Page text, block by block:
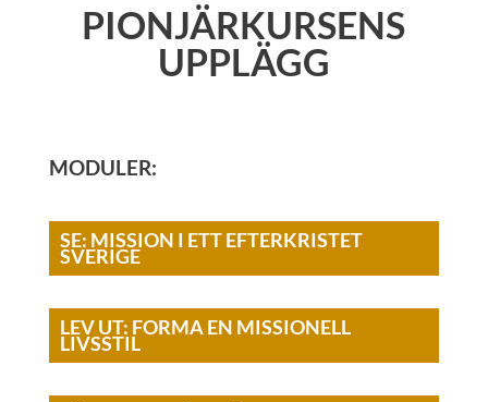
PIONJÄRKURSENS
UPPLÄGG
MODULER:
SE: MISSION I ETT EFTERKRISTET
SVERIGE
LEV UT: FORMA EN MISSIONELL
LIVSSTIL